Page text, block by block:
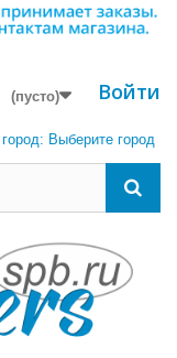
Войти
(пусто)
Выберите город